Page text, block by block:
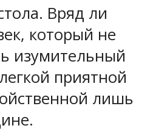
Вряд ли
который не
изумительный
приятной
лишь